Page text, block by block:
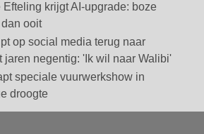
krijgt AI-upgrade: boze
ooit
op social media terug naar
jaren negentig: 'Ik wil naar Walibi'
speciale vuurwerkshow in
droogte